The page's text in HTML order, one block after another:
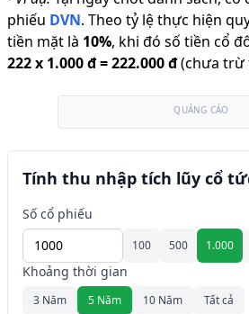
phiếu DVN. Theo tỷ lệ thực hiện
tiền mặt là 10%, khi đó số tiền cổ
222x 1.000 đ=222.000 đ(chưa trừ
QUẢNG CÁO
Tính thu nhập tích lũy cổ
Số cổ phiếu
100 500 1.000
Khoảng thời gian
3 Năm 5 Năm 10 Năm Tất cả